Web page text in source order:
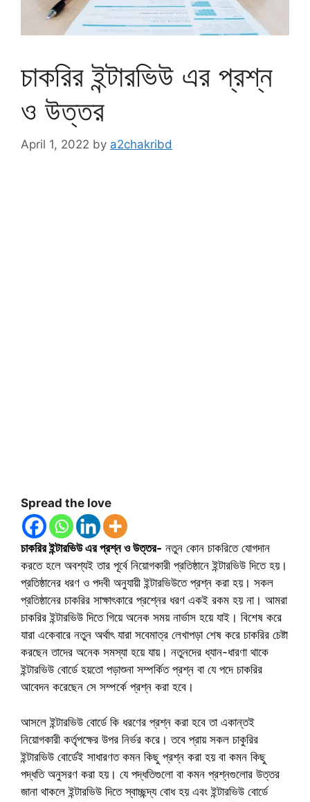
চাকরির ইন্টারভিউ এর প্রশ্ন
ও উত্তর
April 1, 2022 by a2chakribd
Spread the love
চাকরির ইন্টারভিউ এর প্রশ্ন ও উত্তর- নতুন কোন চাকরিতে যোগদান
করতে হলে অবশ্যই তার পূর্বে নিয়োগকারী প্রতিষ্ঠানে ইন্টারভিউ দিতে হয়।
প্রতিষ্ঠানের ধরণ ও পদবী অনুযায়ী ইন্টারভিউতে প্রশ্ন করা হয়। সকল
প্রতিষ্ঠানের চাকরির সাক্ষাৎকারে প্রশ্নের ধরণ একই রকম হয় না। আমরা
চাকরির ইন্টারভিউ দিতে গিয়ে অনেক সময় নার্ভাস হয়ে যাই। বিশেষ করে
যারা একেবারে নতুন অর্থাৎ যারা সবেমাত্র লেখাপড়া শেষ করে চাকরির চেষ্টা
করছেন তাদের অনেক সমস্যা হয়ে যায়। নতুনদের ধ্যান-ধারণা থাকে
ইন্টারভিউ বোর্ডে হয়তো পড়াশুনা সম্পর্কিত প্রশ্ন বা যে পদে চাকরির
আবেদন করেছেন সে সম্পর্কে প্রশ্ন করা হবে।
আসলে ইন্টারভিউ বোর্ডে কি ধরণের প্রশ্ন করা হবে তা একান্তই
নিয়োগকারী কর্তৃপক্ষের উপর নির্ভর করে। তবে প্রায় সকল চাকুরির
ইন্টারভিউ বোর্ডেই সাধারণত কমন কিছু প্রশ্ন করা হয় বা কমন কিছু
পদ্ধতি অনুসরণ করা হয়। যে পদ্ধতিগুলো বা কমন প্রশ্নগুলোর উত্তর
জানা থাকলে ইন্টারভিউ দিতে স্বাচ্ছন্দ্য বোধ হয় এবং ইন্টারভিউ বোর্ডে